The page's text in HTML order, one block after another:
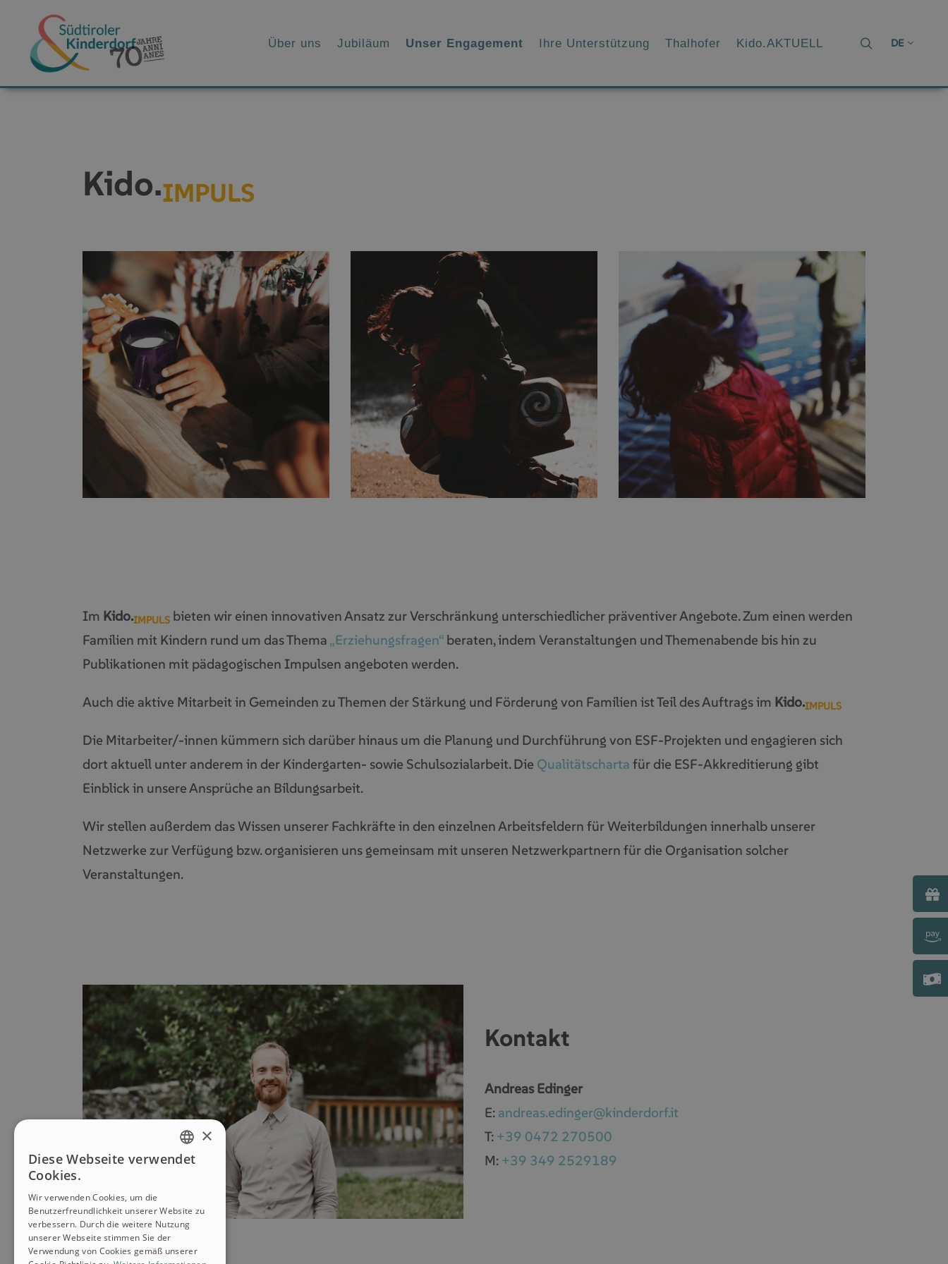
DE
Über uns Jubiläum Unser Engagement Ihre Unterstützung Thalhofer Kido.AKTUELL
Kido.IMPULS
Im Kido.IMPULS bieten wir einen innovativen Ansatz zur Verschränkung unterschiedlicher präventiver Angebote. Zum einen werden
Familien mit Kindern rund um das Thema „Erziehungsfragen“ beraten, indem Veranstaltungen und Themenabende bis hin zu
Publikationen mit pädagogischen Impulsen angeboten werden.
Auch die aktive Mitarbeit in Gemeinden zu Themen der Stärkung und Förderung von Familien ist Teil des Auftrags im Kido.IMPULS
Die Mitarbeiter/-innen kümmern sich darüber hinaus um die Planung und Durchführung von ESF-Projekten und engagieren sich
dort aktuell unter anderem in der Kindergarten- sowie Schulsozialarbeit. Die Qualitätscharta für die ESF-Akkreditierung gibt
Einblick in unsere Ansprüche an Bildungsarbeit.
Wir stellen außerdem das Wissen unserer Fachkräfte in den einzelnen Arbeitsfeldern für Weiterbildungen innerhalb unserer
Netzwerke zur Verfügung bzw. organisieren uns gemeinsam mit unseren Netzwerkpartnern für die Organisation solcher
Veranstaltungen.
Kontakt
Andreas Edinger
E: andreas.edinger@kinderdorf.it
T: +39 0472 270500
M: +39 349 2529189
GERMAN
×
Diese Webseite verwendet
Cookies.
Wir verwenden Cookies, um die
Benutzerfreundlichkeit unserer Website zu
verbessern. Durch die weitere Nutzung
unserer Webseite stimmen Sie der
Verwendung von Cookies gemäß unserer